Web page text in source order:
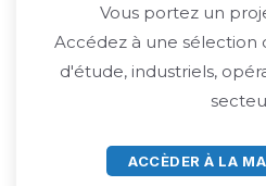
Vous portez un
Accédez à une sélection
d'étude, industriels,
ACCÈDER À LA